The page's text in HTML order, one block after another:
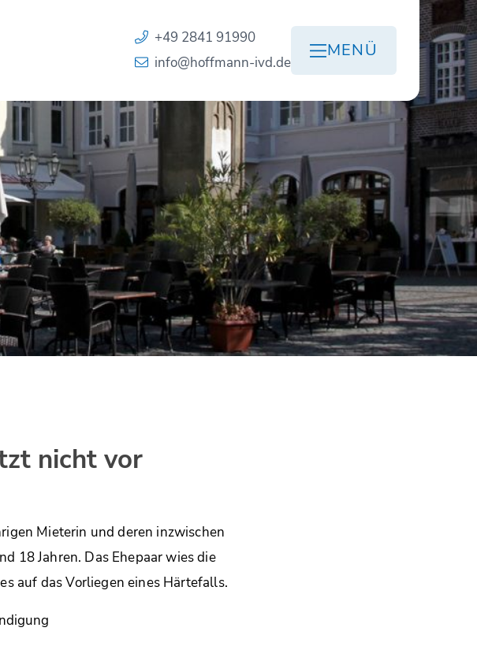
+49 2841 91990
info@hoffmann-ivd.de
MENÜ
nicht vor
Mieterin und deren inzwischen
18 Jahren. Das Ehepaar wies die
auf das Vorliegen eines Härtefalls.